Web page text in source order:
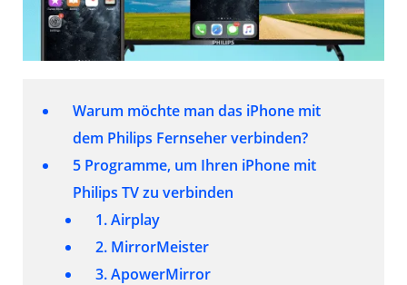
Warum möchte man das iPhone mit
dem Philips Fernseher verbinden?
5 Programme, um Ihren iPhone mit
Philips TV zu verbinden
1. Airplay
2. MirrorMeister
3. ApowerMirror